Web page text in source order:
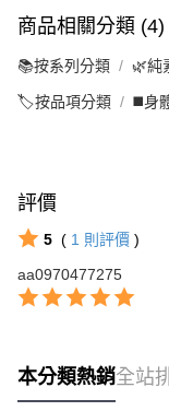
商品相關分類 (4)
📚按系列分類 🌿純
🏷️按品項分類 ◼️身
評價
5 ( 1 則評價 )
aa0970477275
本分類熱銷全站